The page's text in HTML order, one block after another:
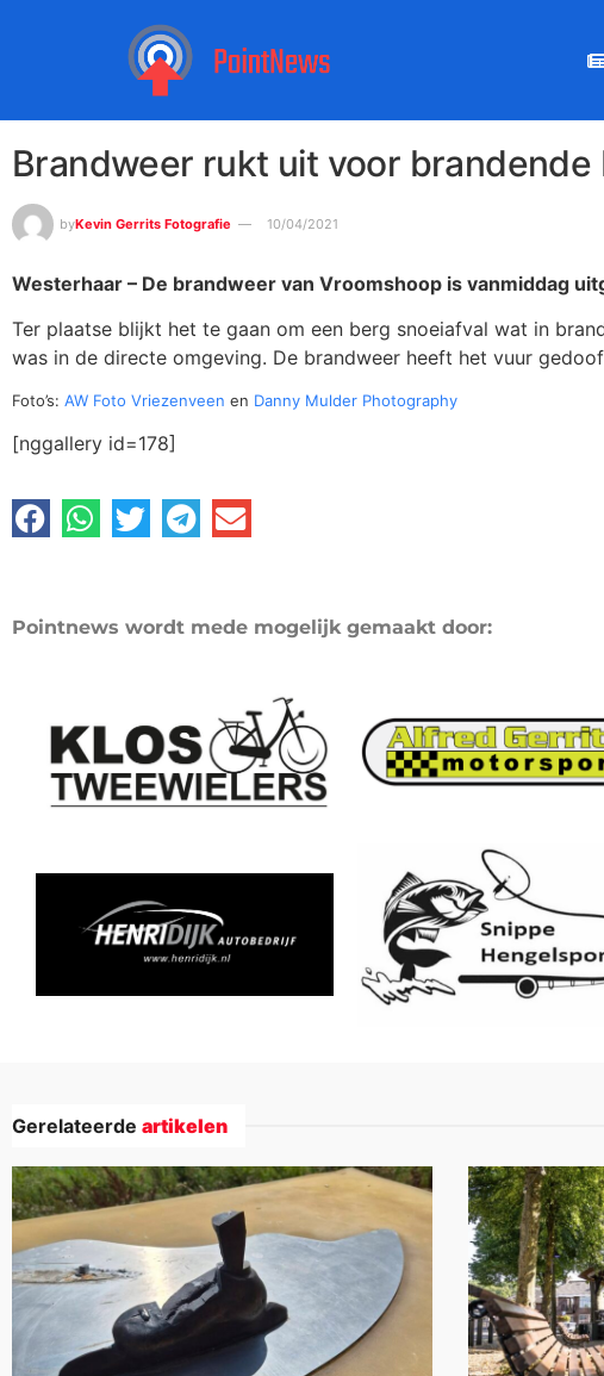
Brandweer rukt uit voor
byKevin Gerrits Fotografie 10/04/2021
Westerhaar – De brandweer van Vroomshoop is vanmiddag
Ter plaatse blijkt het te gaan om een berg snoeiafval wat in
was in de directe omgeving. De brandweer heeft het vuur
Foto’s: AW Foto Vriezenveen en Danny Mulder Photography
[nggallery id=178]
Pointnews wordt mede mogelijk gemaakt door:
Gerelateerde artikelen